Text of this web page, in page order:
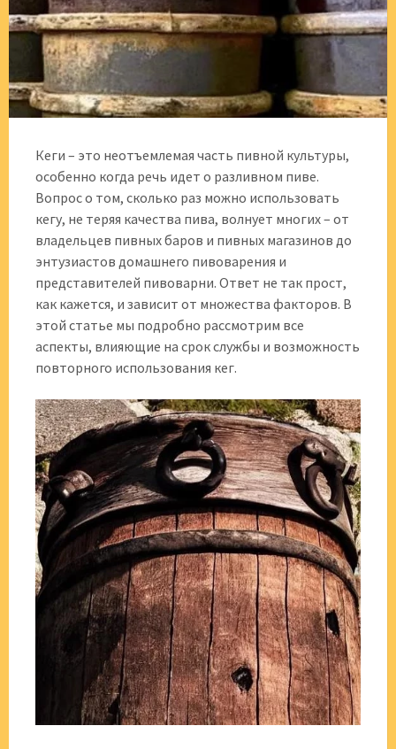
Кеги – это неотъемлемая часть пивной культуры,
особенно когда речь идет о разливном пиве.
Вопрос о том, сколько раз можно использовать
кегу, не теряя качества пива, волнует многих – от
владельцев пивных баров и пивных магазинов до
энтузиастов домашнего пивоварения и
представителей пивоварни. Ответ не так прост,
как кажется, и зависит от множества факторов. В
этой статье мы подробно рассмотрим все
аспекты, влияющие на срок службы и возможность
повторного использования кег.